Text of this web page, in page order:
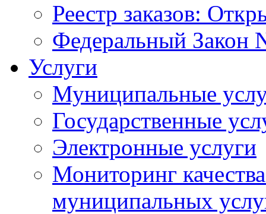
Реестр заказов:
Федеральный Закон
Услуги
Муниципальные
Государственные
Электронные услуги
Мониторинг
муниципальных